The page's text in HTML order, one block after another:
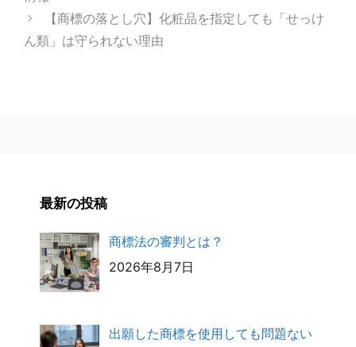
【商標の落とし穴】化粧品を指定しても「せっけ
ん類」は守られない理由
最新の投稿
商標法の審判とは？
2026年8月7日
出願した商標を使用しても問題ない